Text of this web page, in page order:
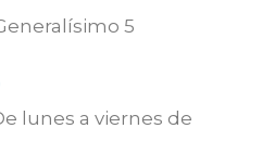
5
lunes a viernes de